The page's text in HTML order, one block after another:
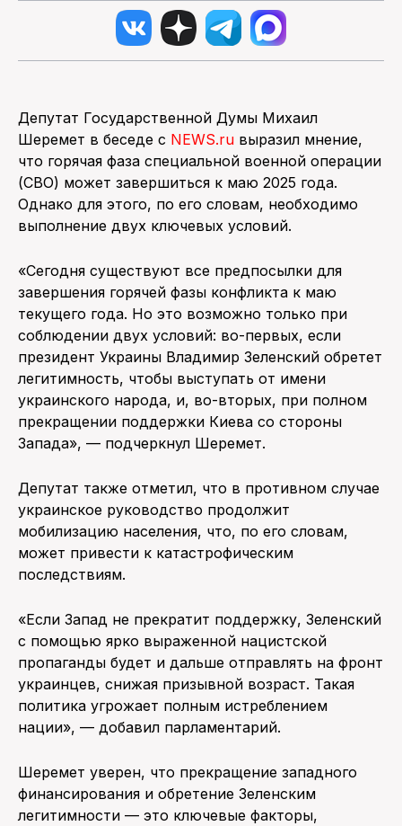
Депутат Государственной Думы Михаил
Шеремет в беседе с NEWS.ru выразил мнение,
что горячая фаза специальной военной операции
(СВО) может завершиться к маю 2025 года.
Однако для этого, по его словам, необходимо
выполнение двух ключевых условий.
«Сегодня существуют все предпосылки для
завершения горячей фазы конфликта к маю
текущего года. Но это возможно только при
соблюдении двух условий: во-первых, если
президент Украины Владимир Зеленский обретет
легитимность, чтобы выступать от имени
украинского народа, и, во-вторых, при полном
прекращении поддержки Киева со стороны
Запада», — подчеркнул Шеремет.
Депутат также отметил, что в противном случае
украинское руководство продолжит
мобилизацию населения, что, по его словам,
может привести к катастрофическим
последствиям.
«Если Запад не прекратит поддержку, Зеленский
с помощью ярко выраженной нацистской
пропаганды будет и дальше отправлять на фронт
украинцев, снижая призывной возраст. Такая
политика угрожает полным истреблением
нации», — добавил парламентарий.
Шеремет уверен, что прекращение западного
финансирования и обретение Зеленским
легитимности — это ключевые факторы,